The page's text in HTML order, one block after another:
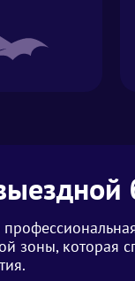
зоны, которая